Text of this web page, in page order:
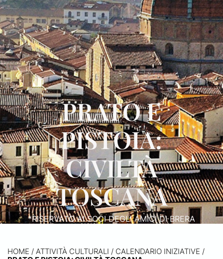
PRATO E
PISTOIA:
CIVILTÀ
TOSCANA
*RISERVATO AI SOCI DEGLI AMICI DI BRERA
HOME / ATTIVITÀ CULTURALI / CALENDARIO INIZIATIVE /